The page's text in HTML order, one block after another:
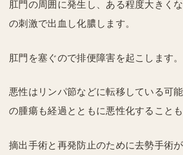
肛門の周囲に発生し、ある程度大きく
の刺激で出血し化膿します。
肛門を塞ぐので排便障害を起こします。
悪性はリンパ節などに転移している可
の腫瘍も経過とともに悪性化することも
摘出手術と再発防止のために去勢手術が